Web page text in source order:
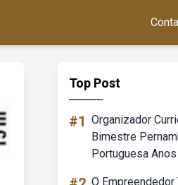
Top Post
#1 Organizador
Bimestre
Portuguesa
O Empreendedor